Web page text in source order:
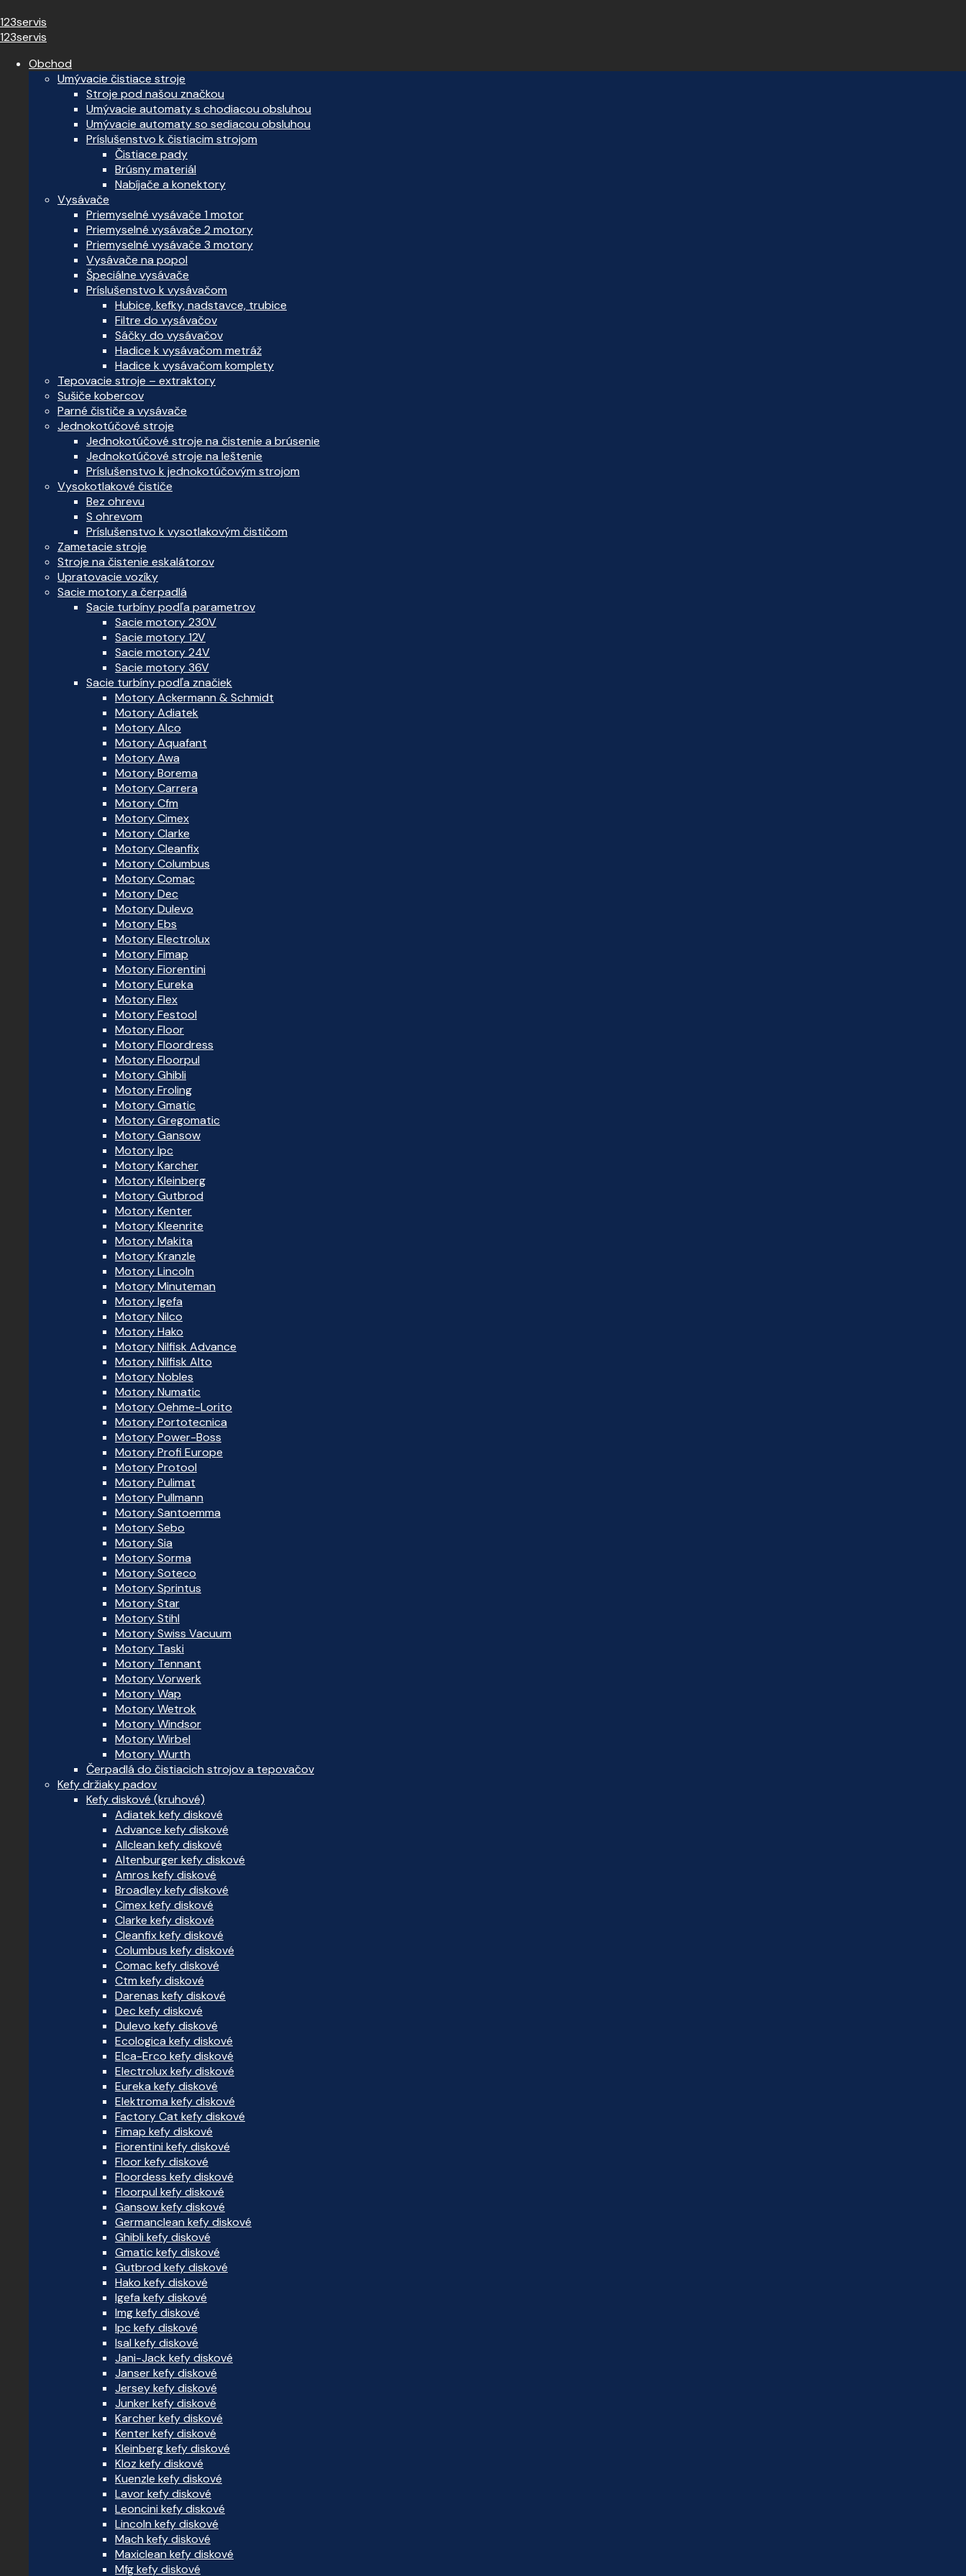
123servis
123servis
Obchod
Umývacie čistiace stroje
Stroje pod našou značkou
Umývacie automaty s chodiacou obsluhou
Umývacie automaty so sediacou obsluhou
Príslušenstvo k čistiacim strojom
Čistiace pady
Brúsny materiál
Nabíjače a konektory
Vysávače
Priemyselné vysávače 1 motor
Priemyselné vysávače 2 motory
Priemyselné vysávače 3 motory
Vysávače na popol
Špeciálne vysávače
Príslušenstvo k vysávačom
Hubice, kefky, nadstavce, trubice
Filtre do vysávačov
Sáčky do vysávačov
Hadice k vysávačom metráž
Hadice k vysávačom komplety
Tepovacie stroje – extraktory
Sušiče kobercov
Parné čističe a vysávače
Jednokotúčové stroje
Jednokotúčové stroje na čistenie a brúsenie
Jednokotúčové stroje na leštenie
Príslušenstvo k jednokotúčovým strojom
Vysokotlakové čističe
Bez ohrevu
S ohrevom
Príslušenstvo k vysotlakovým čističom
Zametacie stroje
Stroje na čistenie eskalátorov
Upratovacie vozíky
Sacie motory a čerpadlá
Sacie turbíny podľa parametrov
Sacie motory 230V
Sacie motory 12V
Sacie motory 24V
Sacie motory 36V
Sacie turbíny podľa značiek
Motory Ackermann & Schmidt
Motory Adiatek
Motory Alco
Motory Aquafant
Motory Awa
Motory Borema
Motory Carrera
Motory Cfm
Motory Cimex
Motory Clarke
Motory Cleanfix
Motory Columbus
Motory Comac
Motory Dec
Motory Dulevo
Motory Ebs
Motory Electrolux
Motory Fimap
Motory Fiorentini
Motory Eureka
Motory Flex
Motory Festool
Motory Floor
Motory Floordress
Motory Floorpul
Motory Ghibli
Motory Froling
Motory Gmatic
Motory Gregomatic
Motory Gansow
Motory Ipc
Motory Karcher
Motory Kleinberg
Motory Gutbrod
Motory Kenter
Motory Kleenrite
Motory Makita
Motory Kranzle
Motory Lincoln
Motory Minuteman
Motory Igefa
Motory Nilco
Motory Hako
Motory Nilfisk Advance
Motory Nilfisk Alto
Motory Nobles
Motory Numatic
Motory Oehme-Lorito
Motory Portotecnica
Motory Power-Boss
Motory Profi Europe
Motory Protool
Motory Pulimat
Motory Pullmann
Motory Santoemma
Motory Sebo
Motory Sia
Motory Sorma
Motory Soteco
Motory Sprintus
Motory Star
Motory Stihl
Motory Swiss Vacuum
Motory Taski
Motory Tennant
Motory Vorwerk
Motory Wap
Motory Wetrok
Motory Windsor
Motory Wirbel
Motory Wurth
Čerpadlá do čistiacich strojov a tepovačov
Kefy držiaky padov
Kefy diskové (kruhové)
Adiatek kefy diskové
Advance kefy diskové
Allclean kefy diskové
Altenburger kefy diskové
Amros kefy diskové
Broadley kefy diskové
Cimex kefy diskové
Clarke kefy diskové
Cleanfix kefy diskové
Columbus kefy diskové
Comac kefy diskové
Ctm kefy diskové
Darenas kefy diskové
Dec kefy diskové
Dulevo kefy diskové
Ecologica kefy diskové
Elca-Erco kefy diskové
Electrolux kefy diskové
Eureka kefy diskové
Elektroma kefy diskové
Factory Cat kefy diskové
Fimap kefy diskové
Fiorentini kefy diskové
Floor kefy diskové
Floordess kefy diskové
Floorpul kefy diskové
Gansow kefy diskové
Germanclean kefy diskové
Ghibli kefy diskové
Gmatic kefy diskové
Gutbrod kefy diskové
Hako kefy diskové
Igefa kefy diskové
Img kefy diskové
Ipc kefy diskové
Isal kefy diskové
Jani-Jack kefy diskové
Janser kefy diskové
Jersey kefy diskové
Junker kefy diskové
Karcher kefy diskové
Kenter kefy diskové
Kleinberg kefy diskové
Kloz kefy diskové
Kuenzle kefy diskové
Lavor kefy diskové
Leoncini kefy diskové
Lincoln kefy diskové
Mach kefy diskové
Maxiclean kefy diskové
Mfg kefy diskové